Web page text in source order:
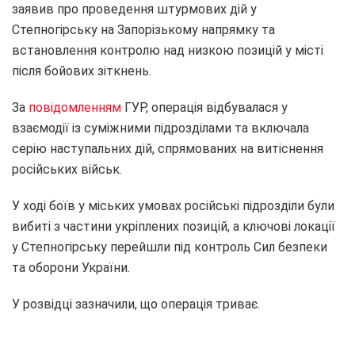
заявив про проведення штурмових дій у
Степногірську на Запорізькому напрямку та
встановлення контролю над низкою позицій у місті
після бойових зіткнень.
За повідомленням ГУР, операція відбувалася у
взаємодії із суміжними підрозділами та включала
серію наступальних дій, спрямованих на витіснення
російських військ.
У ході боїв у міських умовах російські підрозділи були
вибиті з частини укріплених позицій, а ключові локації
у Степногірську перейшли під контроль Сил безпеки
та оборони України.
У розвідці зазначили, що операція триває.